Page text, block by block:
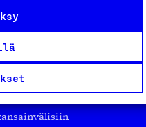
puolueeton,
yhdistys.